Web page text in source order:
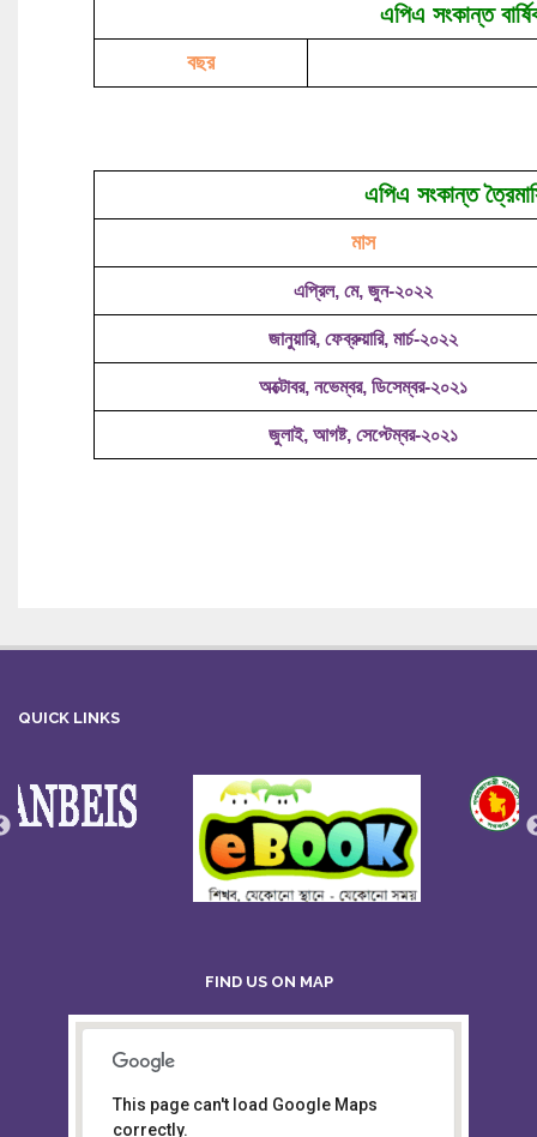
এপিএ সংকান্ত
বছর
এপিএ সংকান্ত
মাস
এপ্রিল, মে, জুন-২০২২
জানুয়ারি, ফেব্রুয়ারি, মার্চ-২০২২
অক্টোবর, নভেম্বর, ডিসেম্বর-২০২১
জুলাই, আগষ্ট, সেপ্টেম্বর-২০২১
QUICK LINKS
FIND US ON MAP